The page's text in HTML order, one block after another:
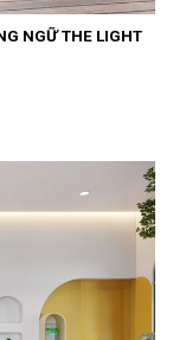
NGỮ THE LIGHT